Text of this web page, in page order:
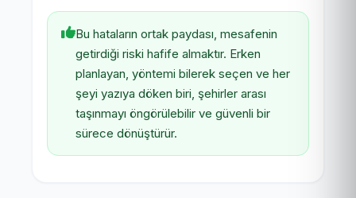
Bu hataların ortak paydası, mesafenin
getirdiği riski hafife almaktır. Erken
planlayan, yöntemi bilerek seçen ve her
şeyi yazıya döken biri, şehirler arası
taşınmayı öngörülebilir ve güvenli bir
sürece dönüştürür.